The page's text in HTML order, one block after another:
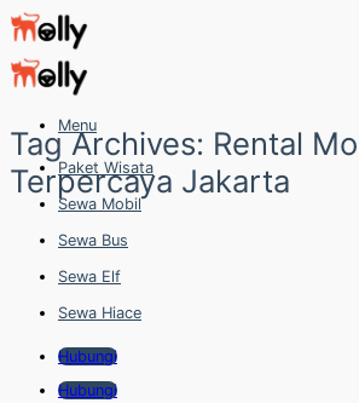
Skip
to
content
Menu
Paket Wisata
Sewa Mobil
Sewa Bus
Sewa Elf
Sewa Hiace
Hubungi
Hubungi
Tag Archives: Rental
Terpercaya Jakarta